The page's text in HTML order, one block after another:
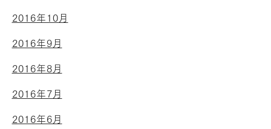
2016年10月
2016年9月
2016年8月
2016年7月
2016年6月